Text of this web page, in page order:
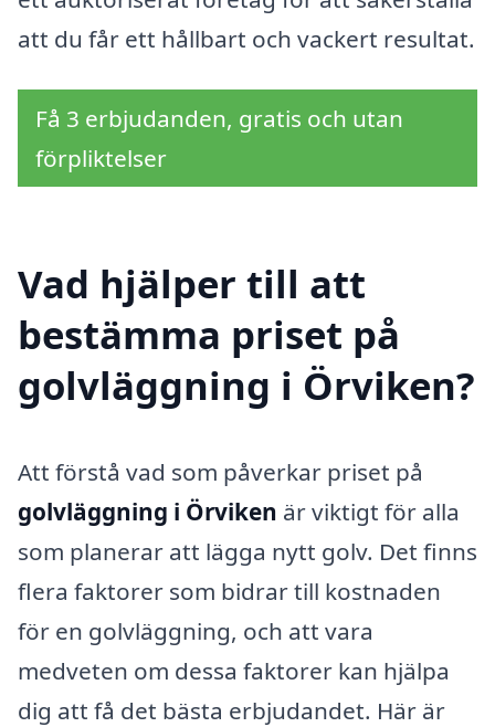
att du får ett hållbart och vackert resultat.
Få 3 erbjudanden, gratis och utan
förpliktelser
Vad hjälper till att
bestämma priset på
golvläggning i Örviken?
Att förstå vad som påverkar priset på
golvläggning i Örviken är viktigt för alla
som planerar att lägga nytt golv. Det finns
flera faktorer som bidrar till kostnaden
för en golvläggning, och att vara
medveten om dessa faktorer kan hjälpa
dig att få det bästa erbjudandet. Här är